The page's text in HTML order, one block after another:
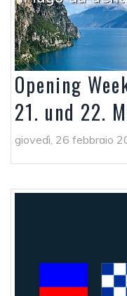
Opening
21. und 22.
giovedì, 26 febbraio